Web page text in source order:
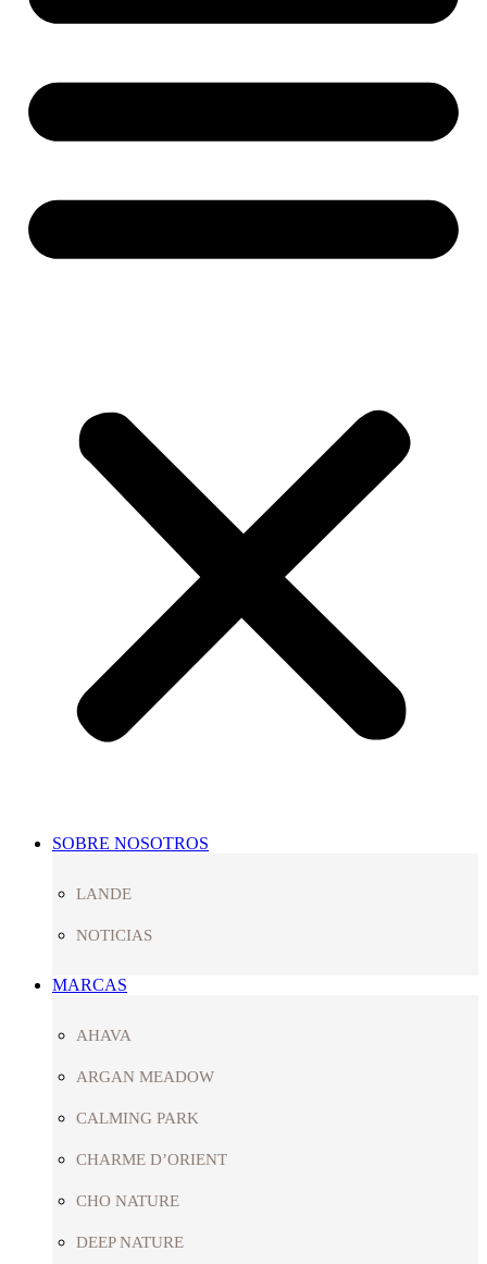
SOBRE NOSOTROS
LANDE
NOTICIAS
MARCAS
AHAVA
ARGAN MEADOW
CALMING PARK
CHARME D’ORIENT
CHO NATURE
DEEP NATURE